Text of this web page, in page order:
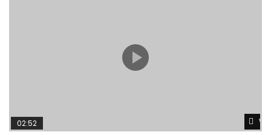
02:52